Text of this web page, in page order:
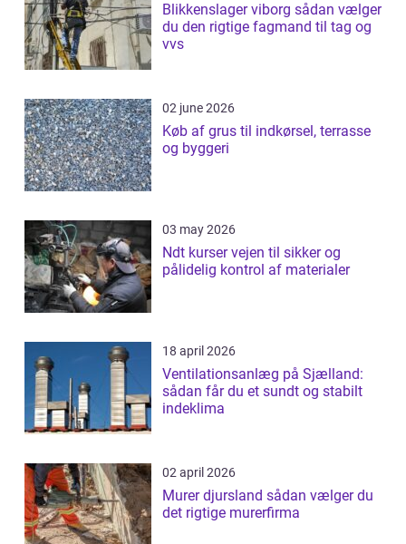
Blikkenslager viborg sådan vælger
du den rigtige fagmand til tag og
vvs
02 june 2026
Køb af grus til indkørsel, terrasse
og byggeri
03 may 2026
Ndt kurser vejen til sikker og
pålidelig kontrol af materialer
18 april 2026
Ventilationsanlæg på Sjælland:
sådan får du et sundt og stabilt
indeklima
02 april 2026
Murer djursland sådan vælger du
det rigtige murerfirma